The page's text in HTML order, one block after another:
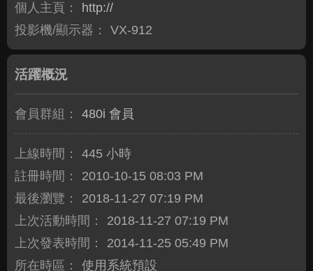
個人主頁：
http://
投影機/顯示器：
VX-912
活躍概況
會員群組： 480i 會員
上線時間：
445 小時
註冊時間：
2010-10-15 08:03 PM
最後瀏覽：
2018-11-27 07:19 PM
上次活動時間：
2018-11-27 07:19 PM
上次發表時間：
2014-11-25 05:49 PM
所在時區：
使用系統預設